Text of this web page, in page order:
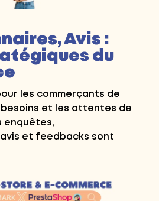
Avis :
du
les commerçants de
et les attentes de
enquêtes,
et feedbacks sont